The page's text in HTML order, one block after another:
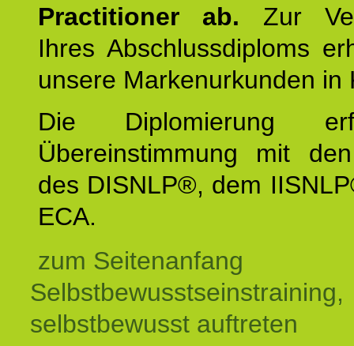
Practitioner ab. Zur
Ihres Abschlussdiploms
unsere Markenurkunden in
Die Diplomierung
Übereinstimmung mit
des DISNLP®, dem
ECA.
zum Seitenanfang
Selbstbewusstseinstraining,
selbstbewusst auftreten